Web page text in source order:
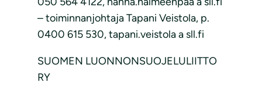
– toiminnanjohtaja Tapani Veistola, p.
0400 615 530, tapani.veistola a sll.fi
SUOMEN LUONNONSUOJELULIITTO
RY